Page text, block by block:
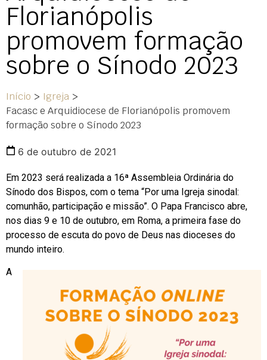
Florianópolis
promovem formação
sobre o Sínodo 2023
Início > Igreja >
Facasc e Arquidiocese de Florianópolis promovem
formação sobre o Sínodo 2023
6 de outubro de 2021
Em 2023 será realizada a 16ª Assembleia Ordinária do
Sínodo dos Bispos, com o tema “Por uma Igreja sinodal:
comunhão, participação e missão”. O Papa Francisco abre,
nos dias 9 e 10 de outubro, em Roma, a primeira fase do
processo de escuta do povo de Deus nas dioceses do
mundo inteiro.
A